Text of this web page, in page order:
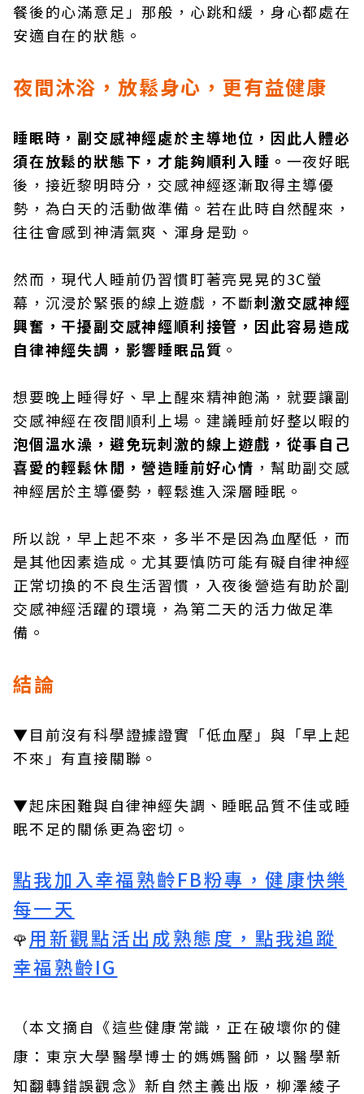
餐後的心滿意足」那般，心跳和緩，身心都處在
安適自在的狀態。
夜間沐浴，放鬆身心，更有益健康
睡眠時，副交感神經處於主導地位，因此人體必
須在放鬆的狀態下，才能夠順利入睡。 一夜好眠
後，接近黎明時分，交感神經逐漸取得主導優
勢，為白天的活動做準備。若在此時自然醒來，
往往會感到神清氣爽、渾身是勁。
然而，現代人睡前仍習慣盯著亮晃晃的3C螢
幕，沉浸於緊張的線上遊戲，不斷刺激交感神經
興奮，干擾副交感神經順利接管，因此容易造成
自律神經失調，影響睡眠品質 。
想要晚上睡得好、早上醒來精神飽滿，就要讓副
交感神經在夜間順利上場。建議睡前好整以暇的
泡個溫水澡，避免玩刺激的線上遊戲，從事自己
喜愛的輕鬆休閒，營造睡前好心情 ，幫助副交感
神經居於主導優勢，輕鬆進入深層睡眠。
所以說，早上起不來，多半不是因為血壓低，而
是其他因素造成。尤其要慎防可能有礙自律神經
正常切換的不良生活習慣，入夜後營造有助於副
交感神經活躍的環境，為第二天的活力做足準
備。
結論
▼目前沒有科學證據證實「低血壓」與「早上起
不來」有直接關聯。
▼起床困難與自律神經失調、睡眠品質不佳或睡
眠不足的關係更為密切。
點我加入幸福熟齡FB粉專，健康快樂
每一天
🌹用新觀點活出成熟態度，點我追蹤
幸福熟齡IG
（本文摘自《這些健康常識，正在破壞你的健
康：東京大學醫學博士的媽媽醫師，以醫學新
知翻轉錯誤觀念》 新自然主義出版， 柳澤綾子